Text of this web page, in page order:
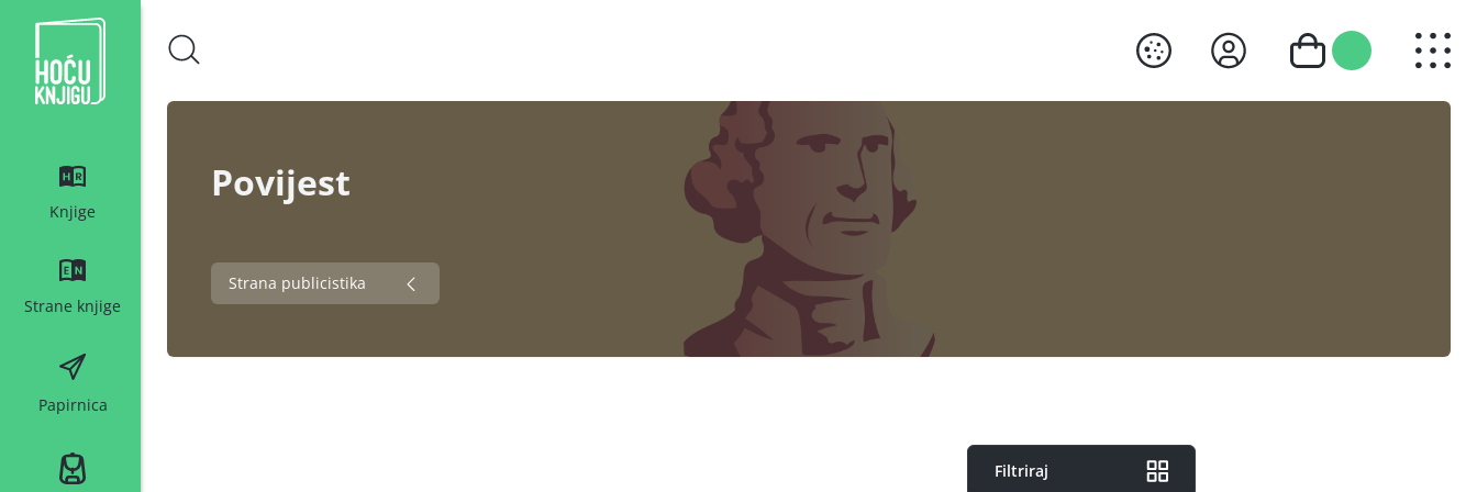
Hoću knjigu bijeli logo
Knjige
Strane knjige
Papirnica
Povijest
Strana publicistika
Filtriraj